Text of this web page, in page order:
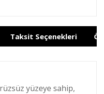
Taksit Seçenekleri
yüzeye sahip,